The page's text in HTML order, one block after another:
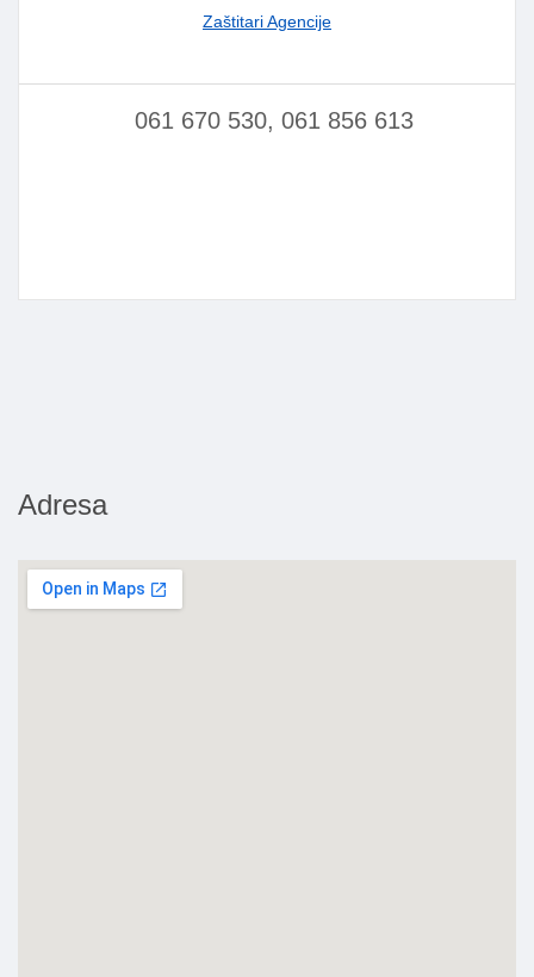
Zaštitari Agencije
061 670 530, 061 856 613
Adresa